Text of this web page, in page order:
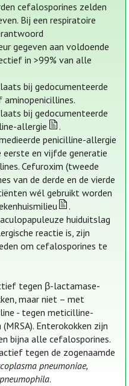
cefalosporines zelden
Bij een respiratoire
gegeven aan voldoende
in >99% van alle
bij gedocumenteerde
bij gedocumenteerde
allergie
.
penicilline-allergie
eerste en vijfde generatie
Cefuroxim (tweede
van de derde en de vierde
wél gebruikt worden
.
huiduitslag
reactie is, zijn
om cefalosporines te
tegen β-lactamase-
maar niet – met
- tegen meticilline-
Enterokokken zijn
bijna alle cefalosporines.
tegen de zogenaamde
pneumoniae,
.